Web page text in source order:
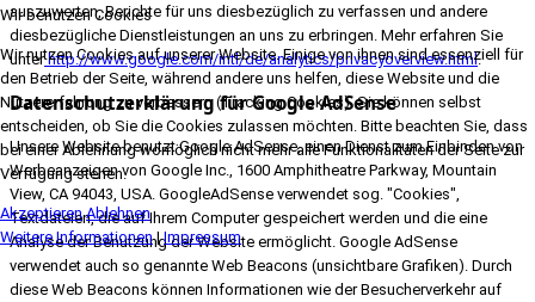
auszuwerten, Berichte für uns diesbezüglich zu verfassen und andere
diesbezügliche Dienstleistungen an uns zu erbringen. Mehr erfahren Sie
unterhttp://www.google.com/intl/de/analytics/privacyoverview.html.
Datenschutzerklärung für Google AdSense
Unsere Website benutzt Google AdSense, einen Dienst zum Einbinden von
Werbeanzeigen von Google Inc., 1600 Amphitheatre Parkway, Mountain
View, CA 94043, USA. GoogleAdSense verwendet sog. "Cookies",
Textdateien, die auf Ihrem Computer gespeichert werden und die eine
Analyse der Benutzung der Website ermöglicht. Google AdSense
verwendet auch so genannte Web Beacons (unsichtbare Grafiken). Durch
diese Web Beacons können Informationen wie der Besucherverkehr auf
Wir benutzen Cookies
Wir nutzen Cookies auf unserer Website. Einige von ihnen sind essenziell für
den Betrieb der Seite, während andere uns helfen, diese Website und die
Nutzererfahrung zu verbessern (Tracking Cookies). Sie können selbst
entscheiden, ob Sie die Cookies zulassen möchten. Bitte beachten Sie, dass
bei einer Ablehnung womöglich nicht mehr alle Funktionalitäten der Seite zur
Verfügung stehen.
Akzeptieren Ablehnen
Weitere Informationen|Impressum